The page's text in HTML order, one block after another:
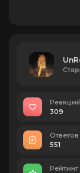
Реакций
309
Ответов
551
Рейтинг